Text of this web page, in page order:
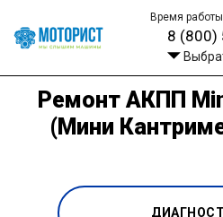
Время
8 (800)
Ремонт АКПП
(Мини